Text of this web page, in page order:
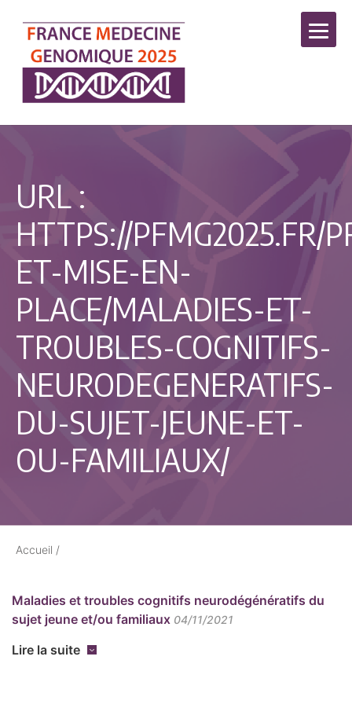
URL :
HTTPS://PFMG2025.FR/
ET-MISE-EN-
PLACE/MALADIES-ET-
TROUBLES-COGNITIFS-
NEURODEGENERATIFS-
DU-SUJET-JEUNE-ET-
OU-FAMILIAUX/
Accueil /
Maladies et troubles cognitifs neurodégénératifs du
sujet jeune et/ou familiaux 04/11/2021
Lire la suite